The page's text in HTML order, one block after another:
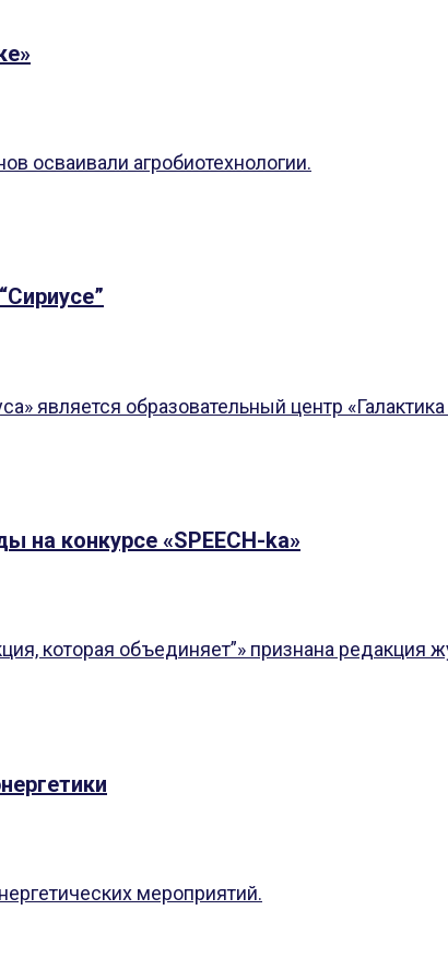
осваивали агробиотехнологии.
является образовательный центр «Галактика
на конкурсе «SPEECH-ka»
которая объединяет”» признана редакция
мероприятий.